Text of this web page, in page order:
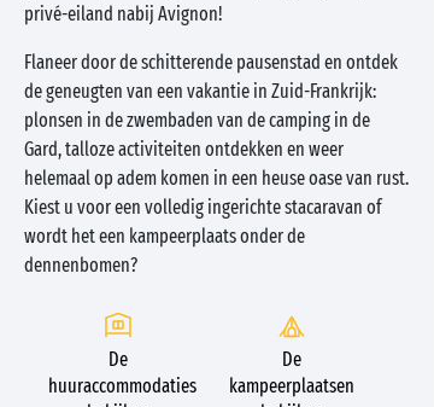
privé-eiland nabij Avignon!
Flaneer door de schitterende pausenstad en ontdek
de geneugten van een vakantie in Zuid-Frankrijk:
plonsen in de zwembaden van de camping in de
Gard, talloze activiteiten ontdekken en weer
helemaal op adem komen in een heuse oase van rust.
Kiest u voor een volledig ingerichte stacaravan of
wordt het een kampeerplaats onder de
dennenbomen?
De
huuraccommodaties
De
kampeerplaatsen